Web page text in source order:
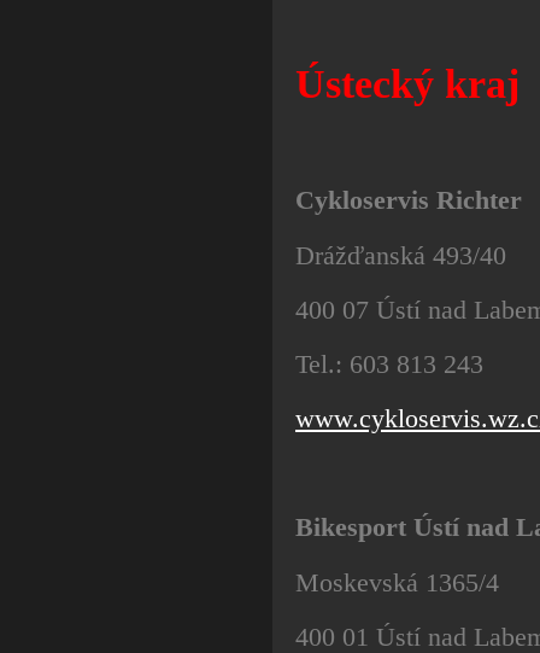
Ústecký kraj
Cykloservis Richter
Drážďanská 493/40
400 07 Ústí nad
Tel.: 603 813 243
Bikesport Ústí nad
Moskevská 1365/4
400 01 Ústí nad